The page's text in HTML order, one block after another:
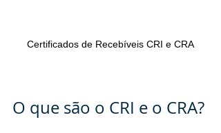
Certificados de Recebíveis CRI e CRA
O que são o CRI e o CRA?